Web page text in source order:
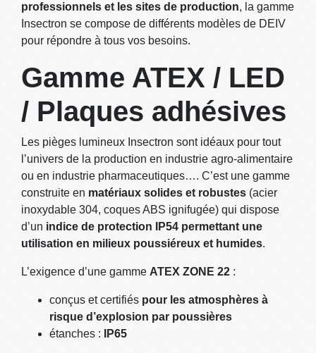
professionnels et les sites de production, la gamme
Insectron se compose de différents modèles de DEIV
pour répondre à tous vos besoins.
Gamme ATEX / LED
/ Plaques adhésives
Les pièges lumineux Insectron sont idéaux pour tout
l’univers de la production en industrie agro-alimentaire
ou en industrie pharmaceutiques…. C’est une gamme
construite en matériaux solides et robustes (acier
inoxydable 304, coques ABS ignifugée) qui dispose
d’un indice de protection IP54 permettant une
utilisation en milieux poussiéreux et humides.
L’exigence d’une gamme ATEX ZONE 22 :
conçus et certifiés pour les atmosphères à
risque d’explosion par poussières
étanches :
IP65